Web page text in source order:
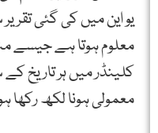
یو این میں کی گئی
معلوم ہوتا ہے جیسے
کلینڈر میں ہر تاریخ
معمولی ہونا لکھ رکھا